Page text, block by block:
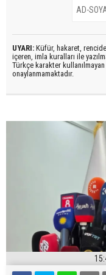
UYARI: Küfür, hakaret,
içeren, imla kuralları ile
Türkçe karakter
onaylanmamaktadır.